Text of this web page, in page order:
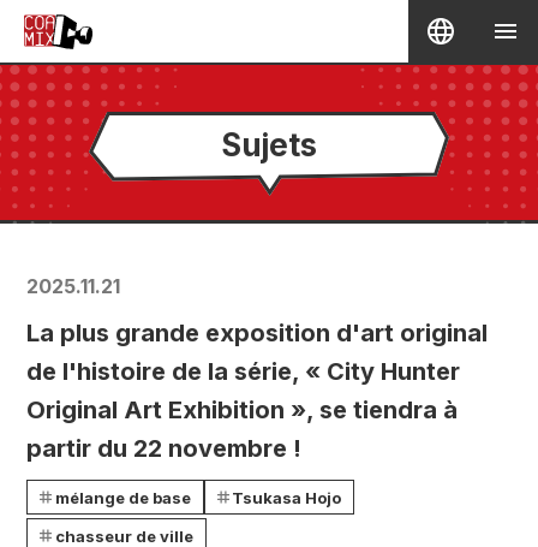
Sujets
2025.11.21
La plus grande exposition d'art original
de l'histoire de la série, « City Hunter
Original Art Exhibition », se tiendra à
partir du 22 novembre !
mélange de base
Tsukasa Hojo
chasseur de ville